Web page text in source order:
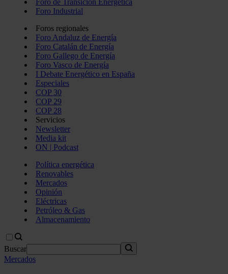
Foro de Transición Energética
Foro Industrial
Foros regionales
Foro Andaluz de Energía
Foro Catalán de Energía
Foro Gallego de Energía
Foro Vasco de Energía
I Debate Energético en España
Especiales
COP 30
COP 29
COP 28
Servicios
Newsletter
Media kit
ON | Podcast
Política energética
Renovables
Mercados
Opinión
Eléctricas
Petróleo & Gas
Almacenamiento
Buscar
Mercados